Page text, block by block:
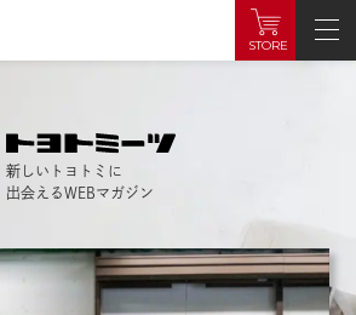
STORE
新しいトヨトミに
出会えるWEBマガジン